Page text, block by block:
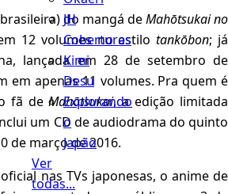
JH
Coberturas
Kimi
Desu
Explorando
o
Japão
Ver
todas...
do mangá deMahōtsukai no
12 volumes no estilotankōbon; já
lançada em 28 de setembro de
em apenas 11 volumes. Pra quem é
fã deMahōtsukai, a edição limitada
um CD de audiodrama do quinto
de março de 2016.
nas TVs japonesas, o anime de